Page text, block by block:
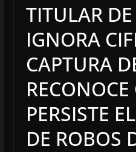
TITULAR
IGNORA
CAPTURA
RECONOCE
PERSISTE
DE ROBOS